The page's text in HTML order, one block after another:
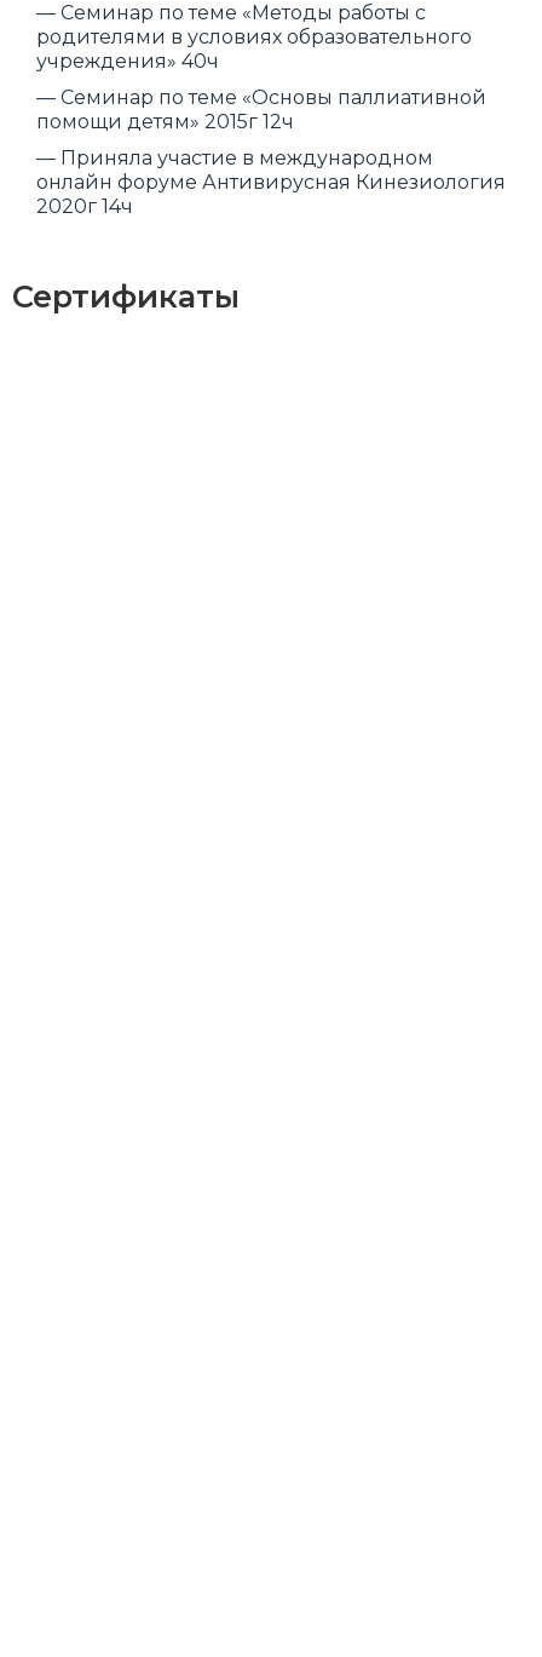
— Семинар по теме «Методы работы с
родителями в условиях образовательного
учреждения» 40ч
— Семинар по теме «Основы паллиативной
помощи детям» 2015г 12ч
— Приняла участие в международном
онлайн форуме Антивирусная Кинезиология
2020г 14ч
Сертификаты